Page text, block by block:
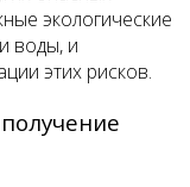
экологические
воды, и
этих рисков.